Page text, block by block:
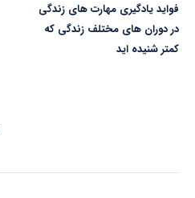
فواید یادگیری مهارت های زندگی
در دوران های مختلف زندگی که
کمتر شنیده اید